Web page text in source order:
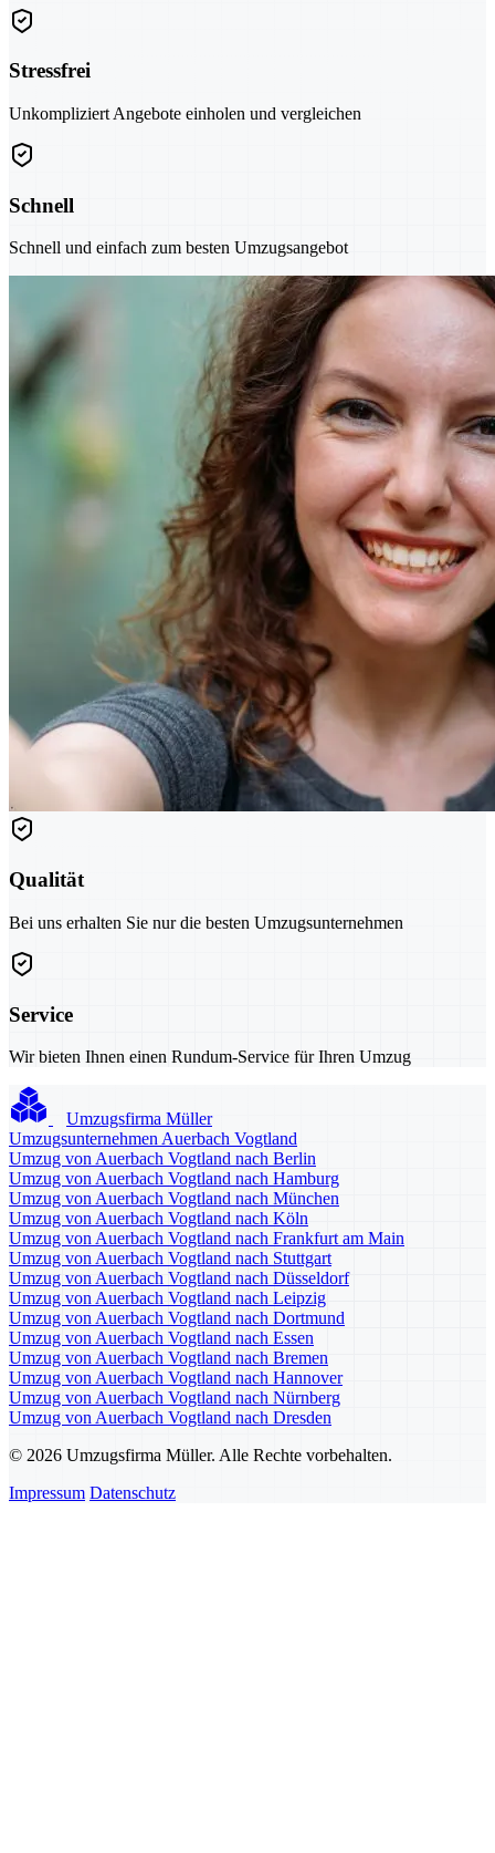
Stressfrei
Unkompliziert Angebote einholen und vergleichen
Schnell
Schnell und einfach zum besten Umzugsangebot
Qualität
Bei uns erhalten Sie nur die besten Umzugsunternehmen
Service
Wir bieten Ihnen einen Rundum-Service für Ihren Umzug
Umzugsfirma Müller
Umzugsunternehmen Auerbach Vogtland
Umzug von Auerbach Vogtland nach Berlin
Umzug von Auerbach Vogtland nach Hamburg
Umzug von Auerbach Vogtland nach München
Umzug von Auerbach Vogtland nach Köln
Umzug von Auerbach Vogtland nach Frankfurt am Main
Umzug von Auerbach Vogtland nach Stuttgart
Umzug von Auerbach Vogtland nach Düsseldorf
Umzug von Auerbach Vogtland nach Leipzig
Umzug von Auerbach Vogtland nach Dortmund
Umzug von Auerbach Vogtland nach Essen
Umzug von Auerbach Vogtland nach Bremen
Umzug von Auerbach Vogtland nach Hannover
Umzug von Auerbach Vogtland nach Nürnberg
Umzug von Auerbach Vogtland nach Dresden
© 2026 Umzugsfirma Müller. Alle Rechte vorbehalten.
Impressum Datenschutz